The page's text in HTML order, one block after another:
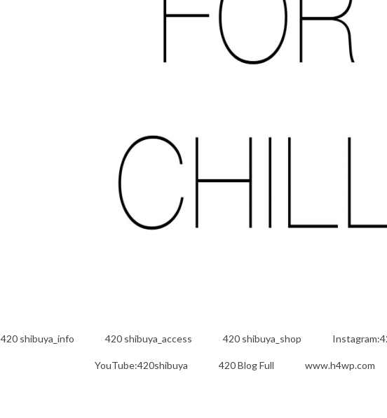
420 shibuya_info 420 shibuya_access 420 shibuya_shop
YouTube:420shibuya 420 Blog Full www.h4wp.com